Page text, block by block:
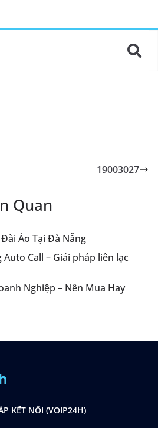
19003027
Quan
Ảo Tại Đà Nẵng
Call – Giải pháp liên lạc
Nghiệp – Nên Mua Hay
KẾT NỐI (VOIP24H)